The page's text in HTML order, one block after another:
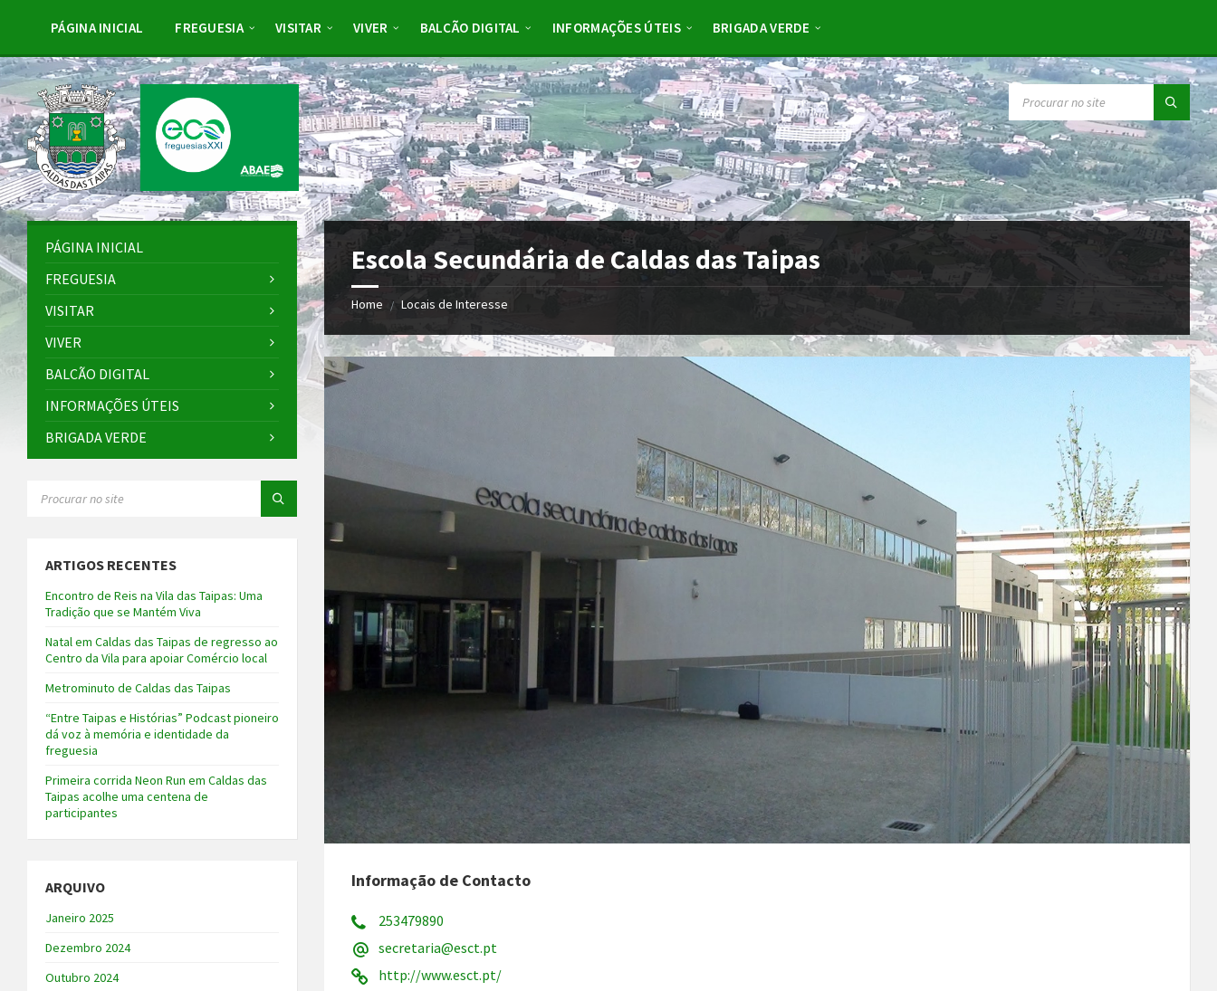
sidebar
PÁGINA INICIAL FREGUESIA VISITAR VIVER BALCÃO DIGITAL INFORMAÇÕES ÚTEIS BRIGADA VERDE
SEARCH:
Escola Secundária de Caldas das Taipas
Home / Locais de Interesse
Informação de Contacto
253479890
secretaria@esct.pt
http://www.esct.pt/
PÁGINA INICIAL
FREGUESIA
VISITAR
VIVER
BALCÃO DIGITAL
INFORMAÇÕES ÚTEIS
BRIGADA VERDE
ARTIGOS RECENTES
Encontro de Reis na Vila das Taipas: Uma
Tradição que se Mantém Viva
Natal em Caldas das Taipas de regresso ao
Centro da Vila para apoiar Comércio local
Metrominuto de Caldas das Taipas
“Entre Taipas e Histórias” Podcast pioneiro
dá voz à memória e identidade da
freguesia
Primeira corrida Neon Run em Caldas das
Taipas acolhe uma centena de
participantes
ARQUIVO
Janeiro 2025
Dezembro 2024
Outubro 2024